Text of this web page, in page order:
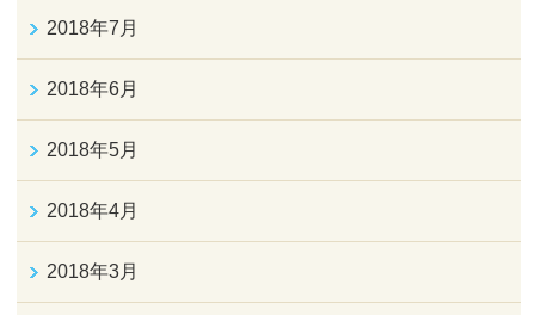
2018年7月
2018年6月
2018年5月
2018年4月
2018年3月